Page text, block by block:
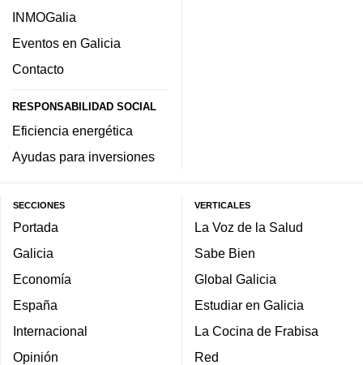
INMOGalia
Eventos en Galicia
Contacto
RESPONSABILIDAD SOCIAL
Eficiencia energética
Ayudas para inversiones
SECCIONES
Portada
Galicia
Economía
España
Internacional
Opinión
VERTICALES
La Voz de la Salud
Sabe Bien
Global Galicia
Estudiar en Galicia
La Cocina de Frabisa
Red